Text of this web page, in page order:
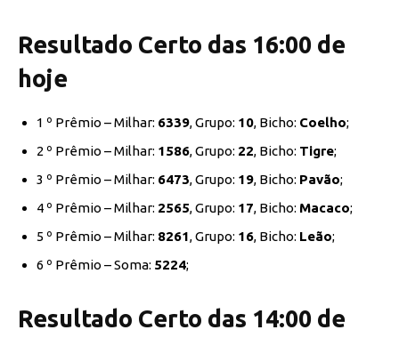
Resultado Certo das 16:00 de
hoje
1 º Prêmio – Milhar: 6339, Grupo: 10, Bicho: Coelho;
2 º Prêmio – Milhar: 1586, Grupo: 22, Bicho: Tigre;
3 º Prêmio – Milhar: 6473, Grupo: 19, Bicho: Pavão;
4 º Prêmio – Milhar: 2565, Grupo: 17, Bicho: Macaco;
5 º Prêmio – Milhar: 8261, Grupo: 16, Bicho: Leão;
6 º Prêmio – Soma: 5224;
Resultado Certo das 14:00 de